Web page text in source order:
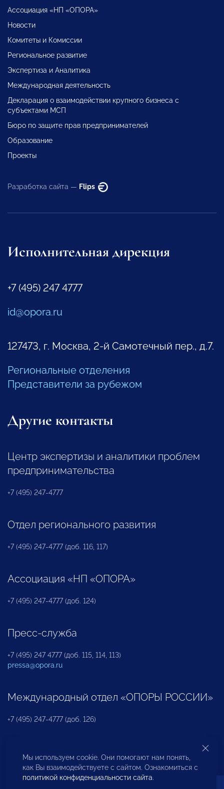
Ассоциация «НП «ОПОРА»
Новости
Комитеты и Комиссии
Региональное развитие
Экспертиза и Аналитика
Международная деятельность
Декларация о взаимодействии крупного бизнеса с
субъектами МСП
Бюро по защите прав предпринимателей
Образование
Проекты
Разработка сайта — Flips
Исполнительная дирекция
+7 (495) 247 4777
id@opora.ru
127473, г. Москва, 2-й Самотечный пер., д.7.
Региональные отделения
Представители за рубежом
Другие контакты
Центр экспертизы и аналитики проблем
предпринимательства
+7 (495) 247-4777
Отдел регионального развития
+7 (495) 247-4777 (доб. 116, 117)
Ассоциация «НП «ОПОРА»
+7 (495) 247-4777 (доб. 124)
Пресс-служба
+7 (495) 247 4777 (доб. 115, 114, 113)
pressa@opora.ru
Международный отдел «ОПОРЫ РОССИИ»
+7 (495) 247-4777 (доб. 126)
Бюро по защите прав предпринимателей и
инвесторов
Мы используем cookie. Они помогают нам понять,
как Вы взаимодействуете с сайтом. Ознакомиться с
политикой конфиденциальности сайта.